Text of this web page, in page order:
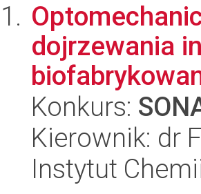
dojrzewania
Konkurs:
Kierownik: dr
Instytut